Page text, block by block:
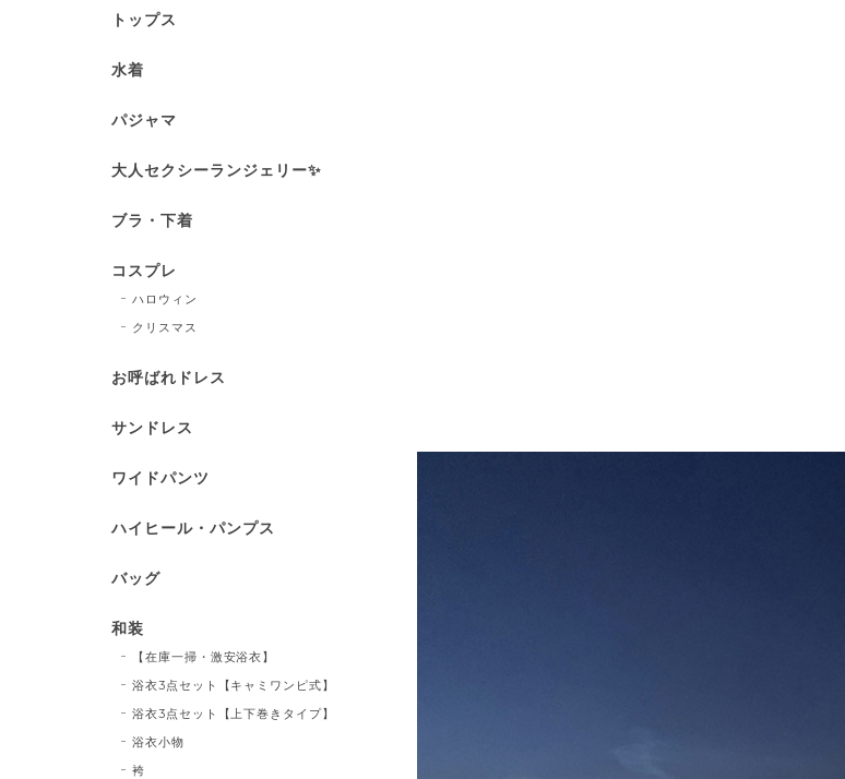
トップス
水着
パジャマ
大人セクシーランジェリー✨
ブラ・下着
コスプレ
ハロウィン
クリスマス
お呼ばれドレス
サンドレス
ワイドパンツ
ハイヒール・パンプス
バッグ
和装
【在庫一掃・激安浴衣】
浴衣3点セット【キャミワンピ式】
浴衣3点セット【上下巻きタイプ】
浴衣小物
袴